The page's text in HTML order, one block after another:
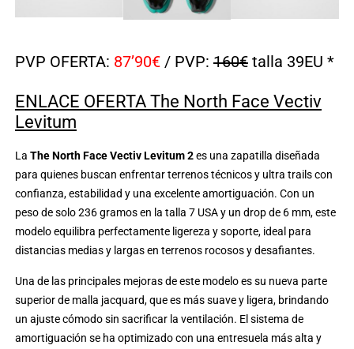
PVP OFERTA: 87’90€/ PVP: 160€talla 39EU *
ENLACE OFERTA The North Face Vectiv
Levitum
La The North Face Vectiv Levitum 2es una zapatilla diseñada
para quienes buscan enfrentar terrenos técnicos y ultra trails con
confianza, estabilidad y una excelente amortiguación. Con un
peso de solo 236 gramos en la talla 7 USA y un drop de 6 mm, este
modelo equilibra perfectamente ligereza y soporte, ideal para
distancias medias y largas en terrenos rocosos y desafiantes.
Una de las principales mejoras de este modelo es su nueva parte
superior de malla jacquard, que es más suave y ligera, brindando
un ajuste cómodo sin sacrificar la ventilación. El sistema de
amortiguación se ha optimizado con una entresuela más alta y